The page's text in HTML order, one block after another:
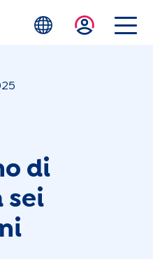
Skip to main content
di
sei